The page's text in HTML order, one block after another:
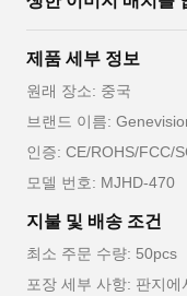
제품 세부 정보
원래 장소: 중국
브랜드 이름:
인증: CE/ROHS/FCC/
모델 번호: MJHD-470
지불 및 배송 조건
최소 주문 수량: 50pcs
포장 세부 사항: 판지